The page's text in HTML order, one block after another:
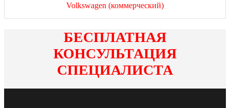
Volkswagen (коммерческий)
БЕСПЛАТНАЯ
КОНСУЛЬТАЦИЯ
СПЕЦИАЛИСТА